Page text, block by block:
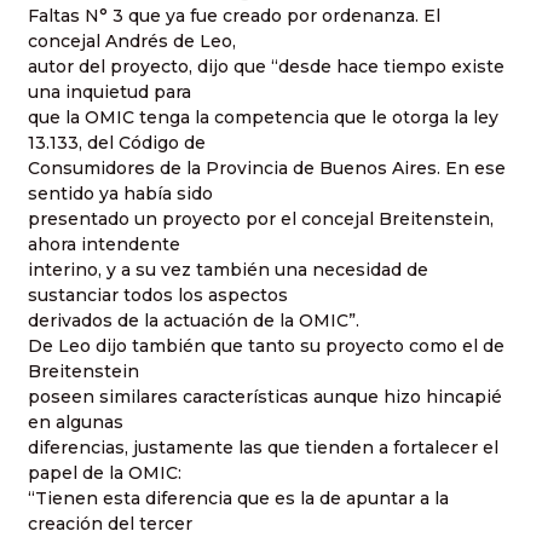
Faltas N° 3 que ya fue creado por ordenanza. El
concejal Andrés de Leo,
autor del proyecto, dijo que “desde hace tiempo existe
una inquietud para
que la OMIC tenga la competencia que le otorga la ley
13.133, del Código de
Consumidores de la Provincia de Buenos Aires. En ese
sentido ya había sido
presentado un proyecto por el concejal Breitenstein,
ahora intendente
interino, y a su vez también una necesidad de
sustanciar todos los aspectos
derivados de la actuación de la OMIC”.
De Leo dijo también que tanto su proyecto como el de
Breitenstein
poseen similares características aunque hizo hincapié
en algunas
diferencias, justamente las que tienden a fortalecer el
papel de la OMIC:
“Tienen esta diferencia que es la de apuntar a la
creación del tercer